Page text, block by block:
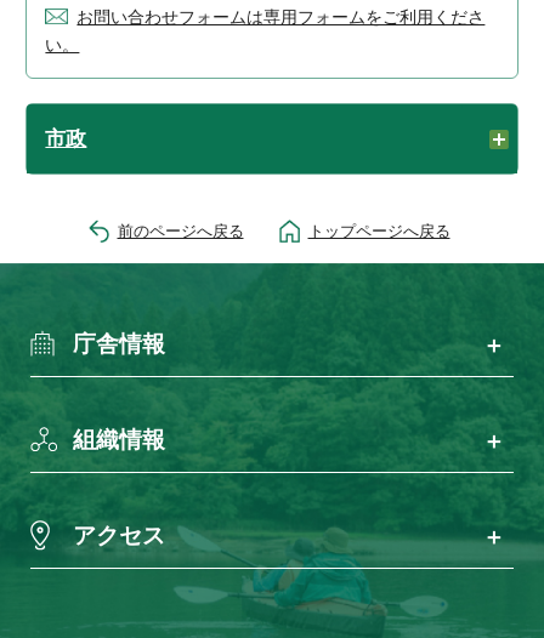
お問い合わせフォームは専用フォームをご利用くださ
い。
市政
前のページへ戻る トップページへ戻る
庁舎情報
組織情報
アクセス